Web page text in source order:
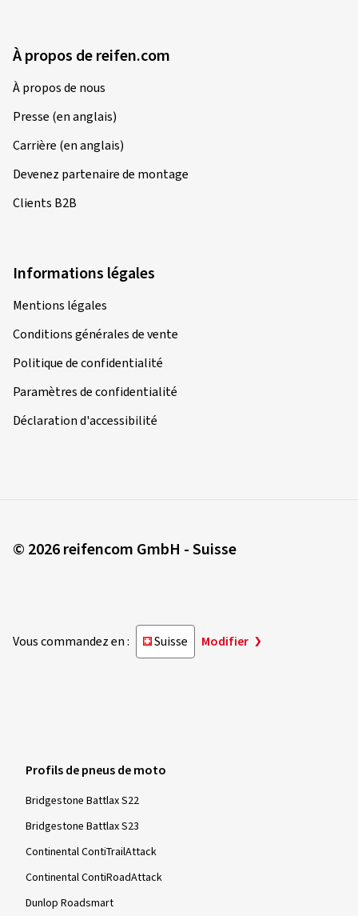
À propos de reifen.com
À propos de nous
Presse (en anglais)
Carrière (en anglais)
Devenez partenaire de montage
Clients B2B
Informations légales
Mentions légales
Conditions générales de vente
Politique de confidentialité
Paramètres de confidentialité
Déclaration d'accessibilité
© 2026 reifencom GmbH - Suisse
Vous commandez en : Suisse Modifier
Profils de pneus de moto
Bridgestone Battlax S22
Bridgestone Battlax S23
Continental ContiTrailAttack
Continental ContiRoadAttack
Dunlop Roadsmart